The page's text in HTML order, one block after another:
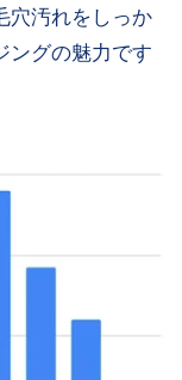
穴汚れをしっか
ングの魅力です